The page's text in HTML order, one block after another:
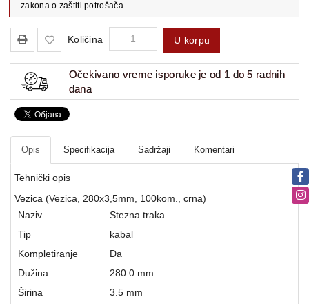
UPIT
zakona o zaštiti potrošača
Količina U korpu
Očekivano vreme isporuke je od 1 do 5 radnih
dana
Opis Specifikacija Sadržaji Komentari
Tehnički opis
Vezica (Vezica, 280x3,5mm, 100kom., crna)
Naziv
Stezna traka
Tip
kabal
Kompletiranje
Da
Dužina
280.0 mm
Širina
3.5 mm